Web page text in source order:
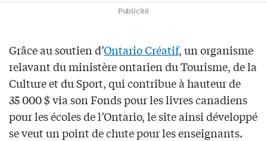
Publicité
Grâce au soutien d’Ontario Créatif, un organisme
relavant du ministère ontarien du Tourisme, de la
Culture et du Sport, qui contribue à hauteur de
35 000 $ via son Fonds pour les livres canadiens
pour les écoles de l’Ontario, le site ainsi développé
se veut un point de chute pour les enseignants.